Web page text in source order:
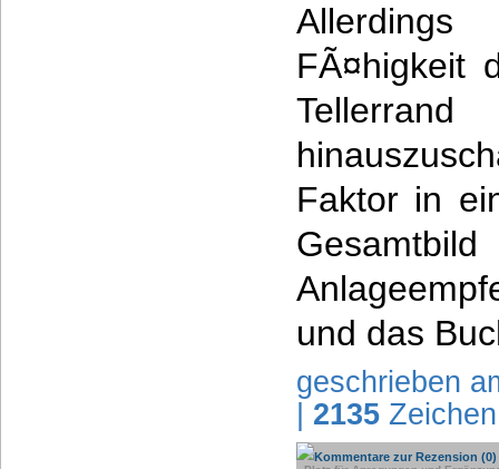
FÃ¤higkeit
Faktor in
und das
geschrieben
2135 Zeichen
Kommentare zur Rezension (0)